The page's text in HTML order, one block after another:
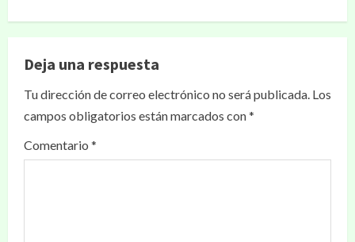
Deja una respuesta
Tu dirección de correo electrónico no será publicada. Los
campos obligatorios están marcados con*
Comentario *